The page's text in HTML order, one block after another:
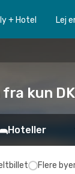
+ Hotel Lej
kun
Hoteller
Flere